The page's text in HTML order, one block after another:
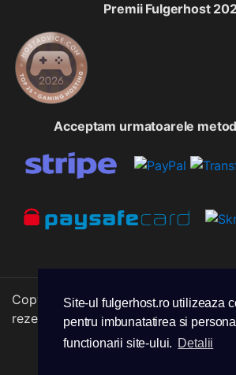
Site-ul fulgerhost.ro utilizeaza
pentru imbunatatirea si
functionarii site-ului. Detalii
Premii Fulgerhost
Acceptam urmatoarele
Copyright © 2026 FulgerHost. Toate
rezervate.